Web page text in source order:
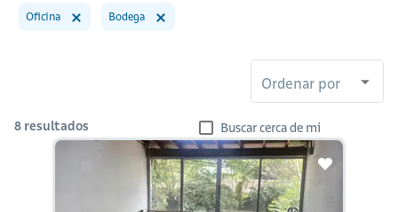
Oficina Bodega
Ordenar por
8 resultados Buscar cerca de mi